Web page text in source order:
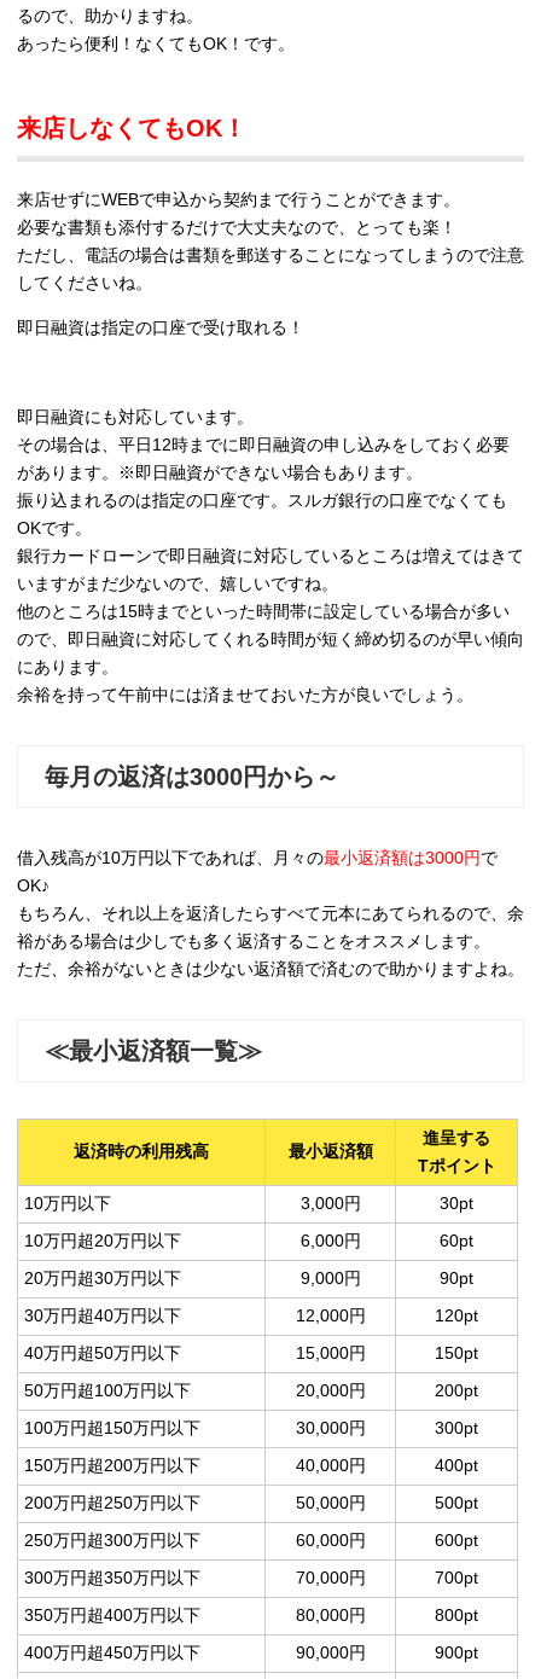
るので、助かりますね。
あったら便利！なくてもOK！です。
来店しなくてもOK！
来店せずにWEBで申込から契約まで行うことができます。
必要な書類も添付するだけで大丈夫なので、とっても楽！
ただし、電話の場合は書類を郵送することになってしまうので注意
してくださいね。
即日融資は指定の口座で受け取れる！
即日融資にも対応しています。
その場合は、平日12時までに即日融資の申し込みをしておく必要
があります。※即日融資ができない場合もあります。
振り込まれるのは指定の口座です。スルガ銀行の口座でなくても
OKです。
銀行カードローンで即日融資に対応しているところは増えてはきて
いますがまだ少ないので、嬉しいですね。
他のところは15時までといった時間帯に設定している場合が多い
ので、即日融資に対応してくれる時間が短く締め切るのが早い傾向
にあります。
余裕を持って午前中には済ませておいた方が良いでしょう。
毎月の返済は3000円から～
借入残高が10万円以下であれば、月々の最小返済額は3000円で
OK♪
もちろん、それ以上を返済したらすべて元本にあてられるので、余
裕がある場合は少しでも多く返済することをオススメします。
ただ、余裕がないときは少ない返済額で済むので助かりますよね。
≪最小返済額一覧≫
返済時の利用残高 最小返済額
進呈する
Tポイント
10万円以下
3,000円
30pt
10万円超20万円以下
6,000円
60pt
20万円超30万円以下
9,000円
90pt
30万円超40万円以下
12,000円
120pt
40万円超50万円以下
15,000円
150pt
50万円超100万円以下
20,000円
200pt
100万円超150万円以下
30,000円
300pt
150万円超200万円以下
40,000円
400pt
200万円超250万円以下
50,000円
500pt
250万円超300万円以下
60,000円
600pt
300万円超350万円以下
70,000円
700pt
350万円超400万円以下
80,000円
800pt
400万円超450万円以下
90,000円 900pt